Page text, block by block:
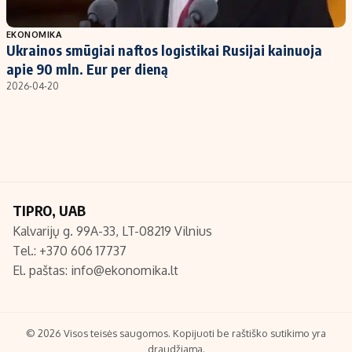
Populiarios temos
Investavimas
Akcijų rinka
Titulinis
Nedarbo išmokos skaičiuoklė
Redakcija
Turinio žymėjimo taisyklės
EKONOMIKA
Ukrainos smūgiai naftos logistikai Rusijai kainuoja
apie 90 mln. Eur per dieną
2026-04-20
TIPRO, UAB
Kalvarijų g. 99A-33, LT-08219 Vilnius
Tel.: +370 606 17737
El. paštas: info@ekonomika.lt
© 2026 Visos teisės saugomos. Kopijuoti be raštiško sutikimo yra
draudžiama.